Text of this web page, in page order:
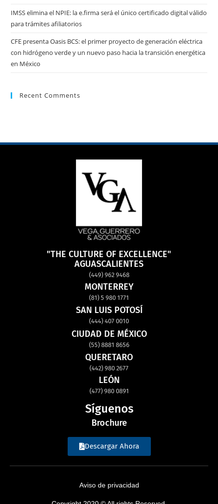
IMSS elimina el NPIE: la e.firma será el único certificado digital válido
para trámites afiliatorios
CFE presenta Oasis BCS: el primer proyecto de generación eléctrica
con hidrógeno verde y un nuevo paso hacia la transición energética
en México
Recent Comments
"THE CULTURE OF EXCELLENCE"
AGUASCALIENTES
(449) 962 9468
MONTERREY
(81) 5 980 1771
SAN LUIS POTOSÍ
(444) 407 0010
CIUDAD DE MÉXICO
(55) 8881 8656
QUERETARO
(442) 980 2677
LEÓN
(477) 980 0891
Síguenos
Brochure
Descargar Ahora
Aviso de privacidad